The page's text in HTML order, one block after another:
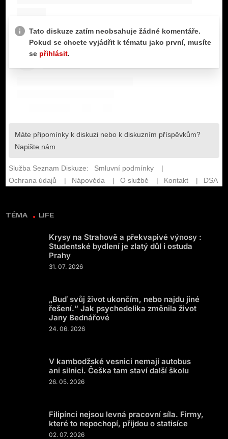
TÉMA LIFE
Krysy na Strahově a překvapivé výnosy :
Studentské bydlení je zlatý důl i ostuda
Prahy
31. 07. 2026
„Buď svůj život ukončím, nebo najdu jiné
řešení.“ Jak psychedelika změnila život
Jany Bednářové
24. 06. 2026
V kambodžské vesnici nemají autobus
ani silnici. Češka tam staví další školu
26. 05. 2026
Filipínci nejsou levná pracovní síla. Firmy,
které to nepochopí, přijdou o statisíce
02. 07. 2026